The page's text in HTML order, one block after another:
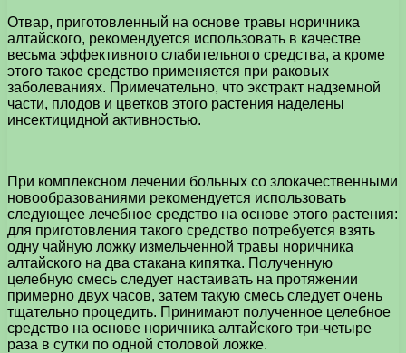
Отвар, приготовленный на основе травы норичника
алтайского, рекомендуется использовать в качестве
весьма эффективного слабительного средства, а кроме
этого такое средство применяется при раковых
заболеваниях. Примечательно, что экстракт надземной
части, плодов и цветков этого растения наделены
инсектицидной активностью.
При комплексном лечении больных со злокачественными
новообразованиями рекомендуется использовать
следующее лечебное средство на основе этого растения:
для приготовления такого средство потребуется взять
одну чайную ложку измельченной травы норичника
алтайского на два стакана кипятка. Полученную
целебную смесь следует настаивать на протяжении
примерно двух часов, затем такую смесь следует очень
тщательно процедить. Принимают полученное целебное
средство на основе норичника алтайского три-четыре
раза в сутки по одной столовой ложке.